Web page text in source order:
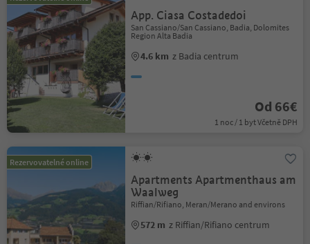
App. Ciasa Costadedoi
San Cassiano/San Cassiano, Badia, Dolomites
Region Alta Badia
4.6 km z Badia centrum
Od 66€
1 noc / 1 byt Včetně DPH
Rezervovatelné online
Apartments Apartmenthaus am
Waalweg
Riffian/Rifiano, Meran/Merano and environs
572 m z Riffian/Rifiano centrum